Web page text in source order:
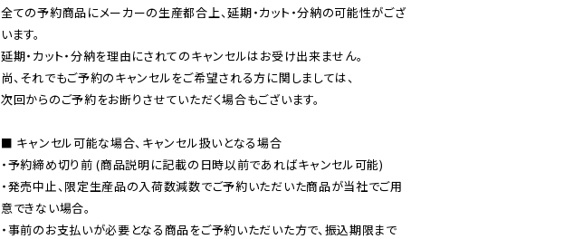
全ての予約商品にメーカーの生産都合上、延期・カット・分納の可能性がござ
います。
延期・カット・分納を理由にされてのキャンセルはお受け出来ません。
尚、それでもご予約のキャンセルをご希望される方に関しましては、
次回からのご予約をお断りさせていただく場合もございます。
■ キャンセル可能な場合、キャンセル扱いとなる場合
・予約締め切り前 (商品説明に記載の日時以前であればキャンセル可能)
・発売中止、限定生産品の入荷数減数でご予約いただいた商品が当社でご用
意できない場合。
・事前のお支払いが必要となる商品をご予約いただいた方で、振込期限まで